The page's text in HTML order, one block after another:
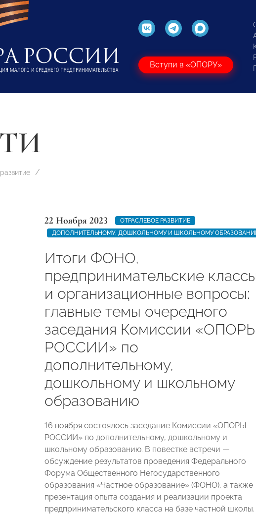
Вступи в «ОПОРУ»
22 Ноября 2023
ОТРАСЛЕВОЕ РАЗВИТИЕ
ДОПОЛНИТЕЛЬНОМУ, ДОШКОЛЬНОМУ И ШКОЛЬНОМУ
Итоги ФОНО,
предпринимательские
и организационные вопросы:
главные темы очередного
заседания Комиссии
РОССИИ» по
дополнительному,
дошкольному и школьному
образованию
16 ноября состоялось заседание Комиссии «ОПОРЫ
РОССИИ» по дополнительному, дошкольному и
школьному образованию. В повестке встречи —
обсуждение результатов проведения Федерального
Форума Общественного Негосударственного
образования «Частное образование» (ФОНО), а также
презентация опыта создания и реализации проекта
предпринимательского класса на базе частной школы.